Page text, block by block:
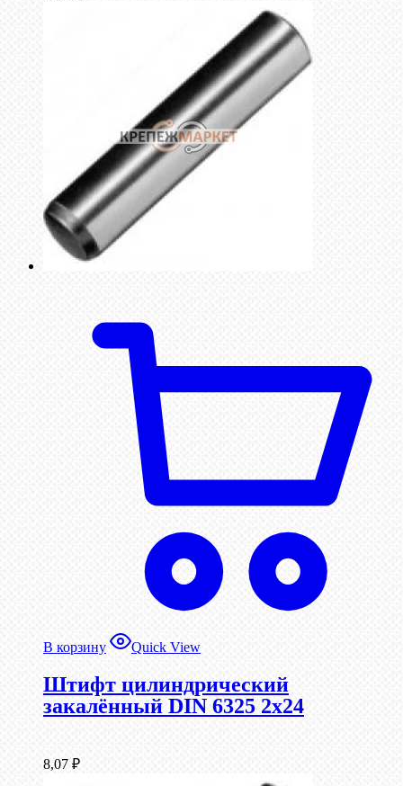
В корзину Quick View
Штифт цилиндрический
закалённый DIN 6325 2х24
8,07 ₽